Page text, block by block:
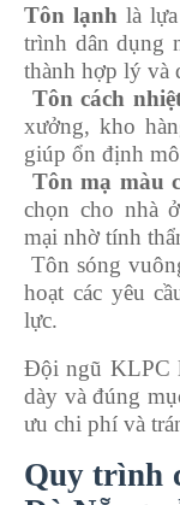
Tôn lạnh là
trình dân dụng
thành hợp lý và
Tôn cách
xưởng, kho
giúp ổn định
Tôn mạ màu
chọn cho nhà
mại nhờ tính
Tôn sóng
hoạt các yêu
lực.
Đội ngũ KLPC
dày và đúng
ưu chi phí và
Quy trình